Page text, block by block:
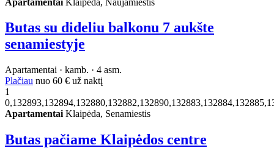
Butas su dideliu balkonu 7 aukšte
senamiestyje
Apartamentai · kamb. · 4 asm.
Plačiau nuo 60 € už naktį
1
Apartamentai Klaipėda, Senamiestis
Butas pačiame Klaipėdos centre